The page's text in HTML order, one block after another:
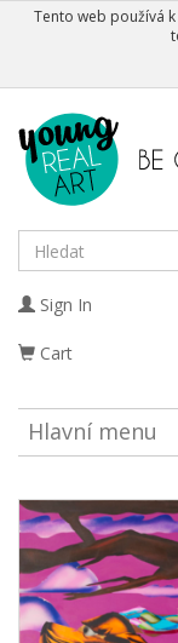
Tento web používá
Sign In
Cart
Hlavní menu